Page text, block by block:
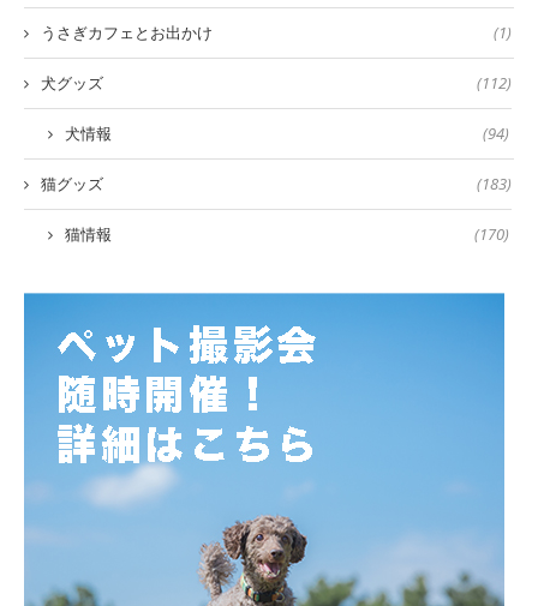
うさぎカフェとお出かけ (1)
犬グッズ (112)
犬情報 (94)
猫グッズ (183)
猫情報 (170)